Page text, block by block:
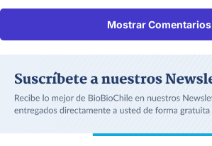
Mostrar Comentarios